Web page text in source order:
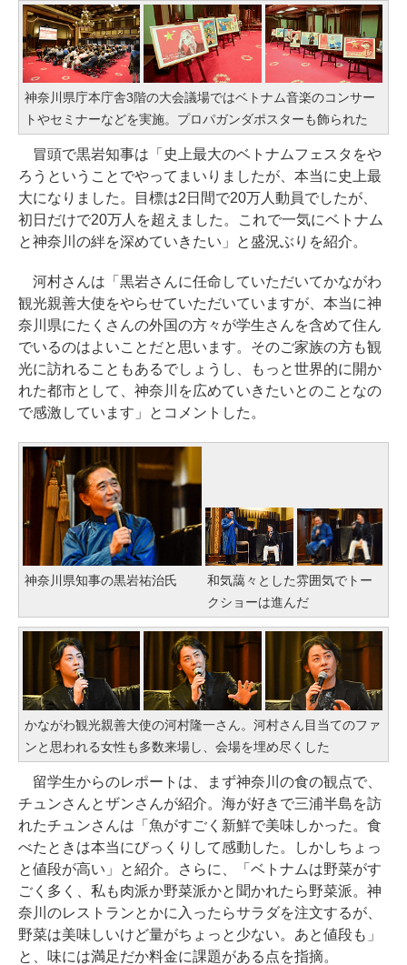
神奈川県庁本庁舎3階の大会議場ではベトナム音楽のコンサー
トやセミナーなどを実施。プロパガンダポスターも飾られた
冒頭で黒岩知事は「史上最大のベトナムフェスタをや
ろうということでやってまいりましたが、本当に史上最
大になりました。目標は2日間で20万人動員でしたが、
初日だけで20万人を超えました。これで一気にベトナム
と神奈川の絆を深めていきたい」と盛況ぶりを紹介。
河村さんは「黒岩さんに任命していただいてかながわ
観光親善大使をやらせていただいていますが、本当に神
奈川県にたくさんの外国の方々が学生さんを含めて住ん
でいるのはよいことだと思います。そのご家族の方も観
光に訪れることもあるでしょうし、もっと世界的に開か
れた都市として、神奈川を広めていきたいとのことなの
で感激しています」とコメントした。
神奈川県知事の黒岩祐治氏
和気藹々とした雰囲気でトー
クショーは進んだ
かながわ観光親善大使の河村隆一さん。河村さん目当てのファ
ンと思われる女性も多数来場し、会場を埋め尽くした
留学生からのレポートは、まず神奈川の食の観点で、
チュンさんとザンさんが紹介。海が好きで三浦半島を訪
れたチュンさんは「魚がすごく新鮮で美味しかった。食
べたときは本当にびっくりして感動した。しかしちょっ
と値段が高い」と紹介。さらに、「ベトナムは野菜がす
ごく多く、私も肉派か野菜派かと聞かれたら野菜派。神
奈川のレストランとかに入ったらサラダを注文するが、
野菜は美味しいけど量がちょっと少ない。あと値段も」
と、味には満足だか料金に課題がある点を指摘。